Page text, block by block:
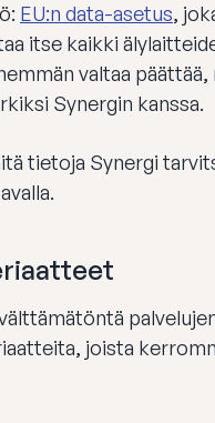
EU:n data-asetus,
itse kaikki
valtaa
Synergin kanssa.
tietoja Synergi
joista